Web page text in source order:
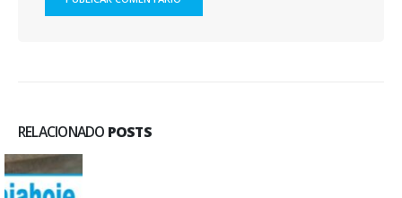
RELACIONADO POSTS